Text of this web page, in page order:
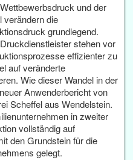
und der
verändern die
grundlegend.
stehen vor
effizienter zu
auf veränderte
Wie dieser Wandel in der
Anwenderbericht von
Scheffel aus Wendelstein.
in zweiter
vollständig auf
den Grundstein für die
gelegt.